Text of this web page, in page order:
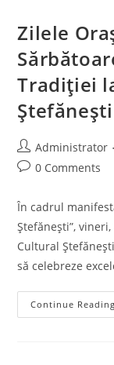
Zilele
Tradiției
Ștefănești
Post
author:
Administrator
Post0 Comments
În cadrul
Ștefănești”,
Cultural
să celebreze
Continue Reading